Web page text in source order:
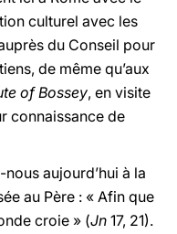
culturel avec les
du Conseil pour
de même qu’aux
of Bossey, en visite
connaissance de
aujourd’hui à la
au Père : « Afin que
croie » (Jn 17, 21).